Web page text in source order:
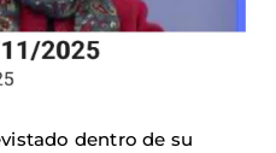
dentro de su